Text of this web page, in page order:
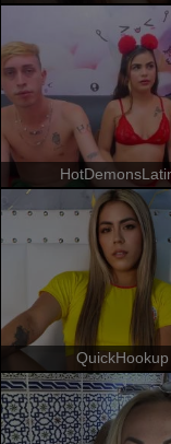
QuickHookup